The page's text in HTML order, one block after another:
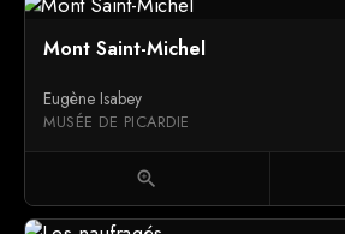
Mont Saint-Michel
Eugène Isabey
MUSÉE DE PICARDIE
zoom_in